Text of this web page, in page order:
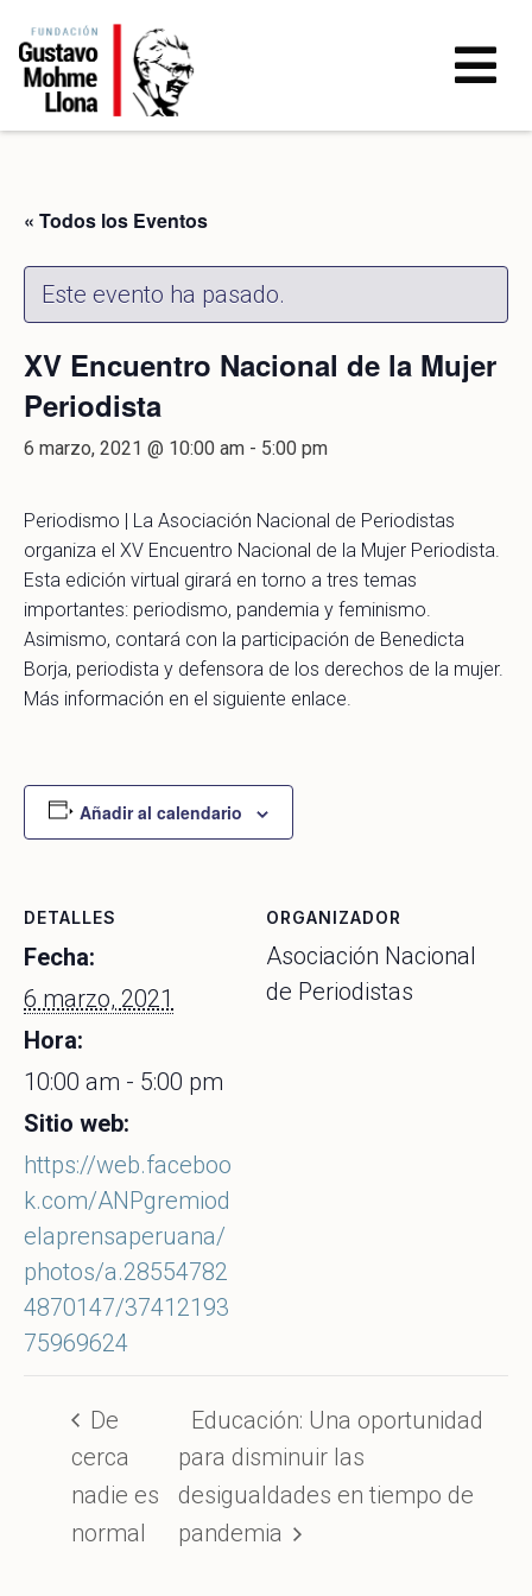
« Todos los Eventos
Este evento ha pasado.
XV Encuentro Nacional de la Mujer
Periodista
6 marzo, 2021 @ 10:00 am - 5:00 pm
Periodismo | La Asociación Nacional de Periodistas
organiza el XV Encuentro Nacional de la Mujer Periodista.
Esta edición virtual girará en torno a tres temas
importantes: periodismo, pandemia y feminismo.
Asimismo, contará con la participación de Benedicta
Borja, periodista y defensora de los derechos de la mujer.
Más información en el siguiente enlace.
Añadir al calendario
DETALLES
Fecha:
6 marzo, 2021
Hora:
10:00 am - 5:00 pm
Sitio web:
https://web.faceboo
k.com/ANPgremiod
elaprensaperuana/
photos/a.28554782
4870147/37412193
75969624
ORGANIZADOR
Asociación Nacional
de Periodistas
De
cerca
nadie es
normal
Educación: Una oportunidad
para disminuir las
desigualdades en tiempo de
pandemia